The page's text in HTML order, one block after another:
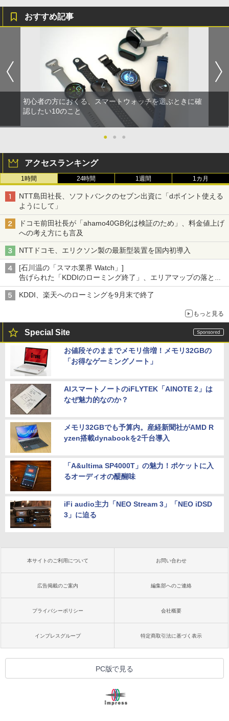
おすすめ記事
初心者の方におくる、スマートウォッチを選ぶときに確
認したい10のこと
● ● ●
アクセスランキング
1時間 24時間 1週間 1カ月
NTT島田社長、ソフトバンクのセブン出資に「dポイント使える
ようにして」
ドコモ前田社長が「ahamo40GB化は検証のため」、料金値上げ
への考え方にも言及
NTTドコモ、エリクソン製の最新型装置を国内初導入
[石川温の「スマホ業界 Watch」]
告げられた「KDDIのローミング終了」、エリアマップの落とし
穴と楽天モバイルの課題
KDDI、楽天へのローミングを9月末で終了
もっと見る
Special Site
お値段そのままでメモリ倍増！メモリ32GBの
「お得なゲーミングノート」
AIスマートノートのiFLYTEK「AINOTE 2」は
なぜ魅力的なのか？
メモリ32GBでも予算内。産経新聞社がAMD R
yzen搭載dynabookを2千台導入
「A&ultima SP4000T」の魅力！ポケットに入
るオーディオの醍醐味
iFi audio主力「NEO Stream 3」「NEO iDSD
3」に迫る
本サイトのご利用について お問い合わせ
広告掲載のご案内 編集部へのご連絡
プライバシーポリシー 会社概要
インプレスグループ 特定商取引法に基づく表示
PC版で見る